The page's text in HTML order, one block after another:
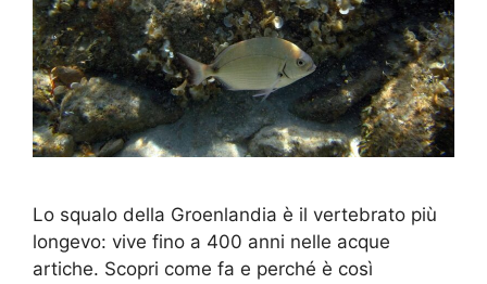
Lo squalo della Groenlandia è il vertebrato più
longevo: vive fino a 400 anni nelle acque
artiche. Scopri come fa e perché è così